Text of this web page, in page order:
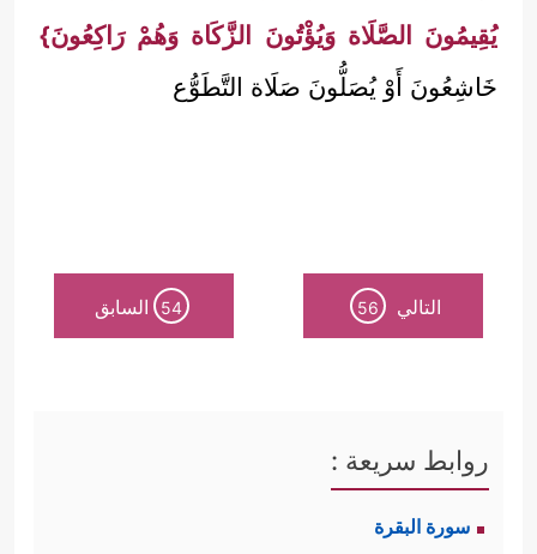
يُقِيمُونَ الصَّلَاة وَيُؤْتُونَ الزَّكَاة وَهُمْ رَاكِعُونَ}
خَاشِعُونَ أَوْ يُصَلُّونَ صَلَاة التَّطَوُّع
التالي 56
54 السابق
روابط سريعة :
سورة البقرة